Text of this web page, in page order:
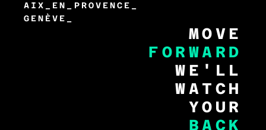
AIX_EN_PROVENCE_
GENÈVE_
MOVE
FORWARD
WE'LL
WATCH
YOUR
BACK